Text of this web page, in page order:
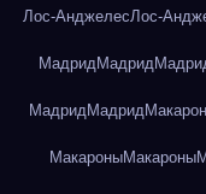
Лос-АнджелесЛос-
МадридМадрид
Мадрид Мадрид
МакароныМакароны